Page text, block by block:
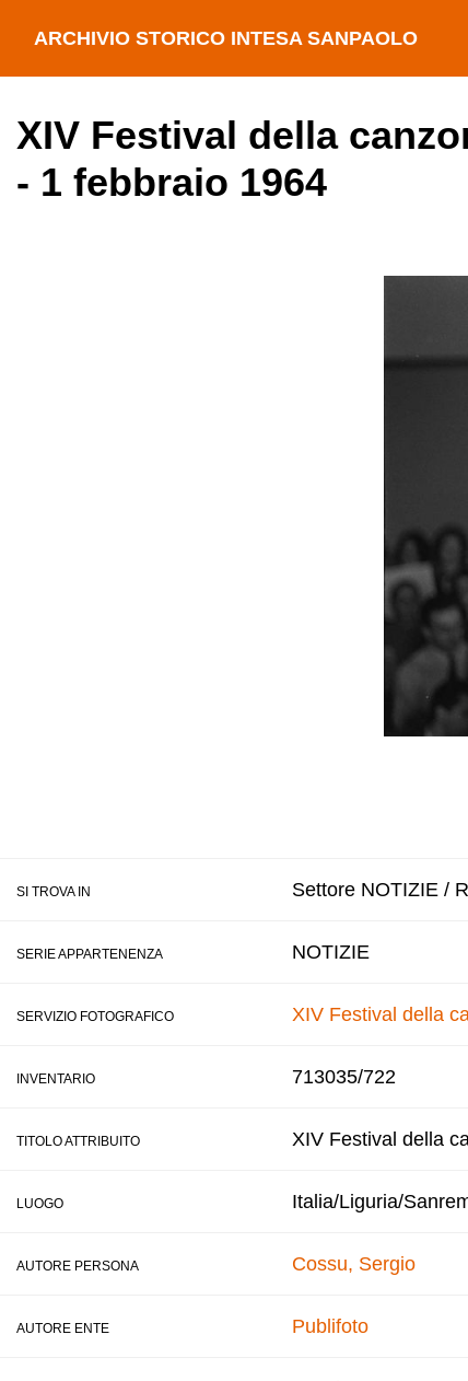
ARCHIVIO STORICO INTESA SANPAOLO
XIV Festival della
- 1 febbraio 1964
SI TROVA IN Settore NOTIZIE /
SERIE APPARTENENZA NOTIZIE
SERVIZIO FOTOGRAFICO XIV Festival della
INVENTARIO 713035/722
TITOLO ATTRIBUITO XIV Festival della
LUOGO Italia/Liguria/
AUTORE PERSONA Cossu, Sergio
AUTORE ENTE Publifoto